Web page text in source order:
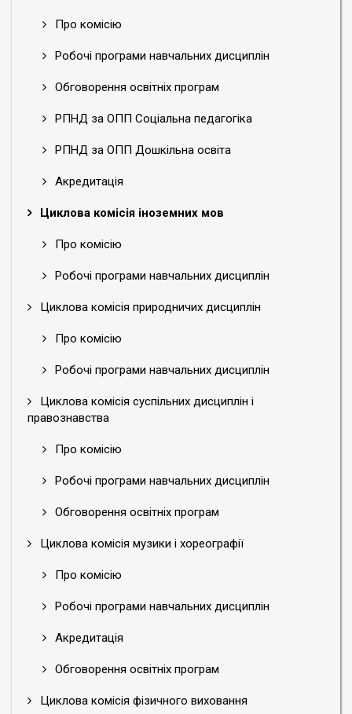
Про комісію
Робочі програми навчальних дисциплін
Обговорення освітніх програм
РПНД за ОПП Соціальна педагогіка
РПНД за ОПП Дошкільна освіта
Акредитація
Циклова комісія іноземних мов
Про комісію
Робочі програми навчальних дисциплін
Циклова комісія природничих дисциплін
Про комісію
Робочі програми навчальних дисциплін
Циклова комісія суспільних дисциплін і
правознавства
Про комісію
Робочі програми навчальних дисциплін
Обговорення освітніх програм
Циклова комісія музики і хореографії
Про комісію
Робочі програми навчальних дисциплін
Акредитація
Обговорення освітніх програм
Циклова комісія фізичного виховання